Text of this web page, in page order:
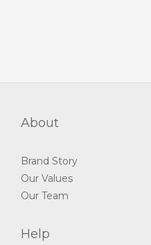
About
Brand Story
Our Values
Our Team
Help